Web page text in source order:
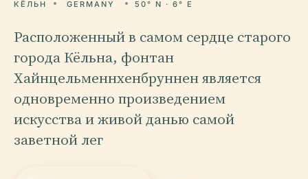
КЁЛЬН GERMANY 50° N · 6° E
Расположенный в самом сердце старого
города Кёльна, фонтан
Хайнцельменнхенбруннен является
одновременно произведением
искусства и живой данью самой
заветной лег